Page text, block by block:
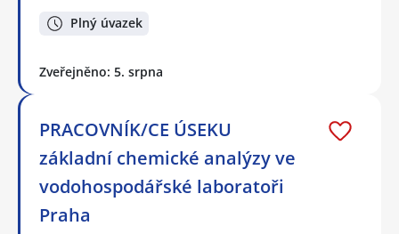
Plný úvazek
Zveřejněno: 5. srpna
PRACOVNÍK/CE ÚSEKU
základní chemické analýzy ve
vodohospodářské laboratoři
Praha